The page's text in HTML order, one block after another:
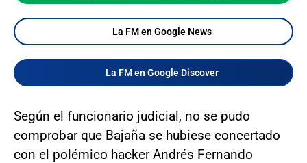
La FM en Google News
La FM en Google Discover
Según el funcionario judicial, no se pudo
comprobar que Bajaña se hubiese concertado
con el polémico hacker Andrés Fernando